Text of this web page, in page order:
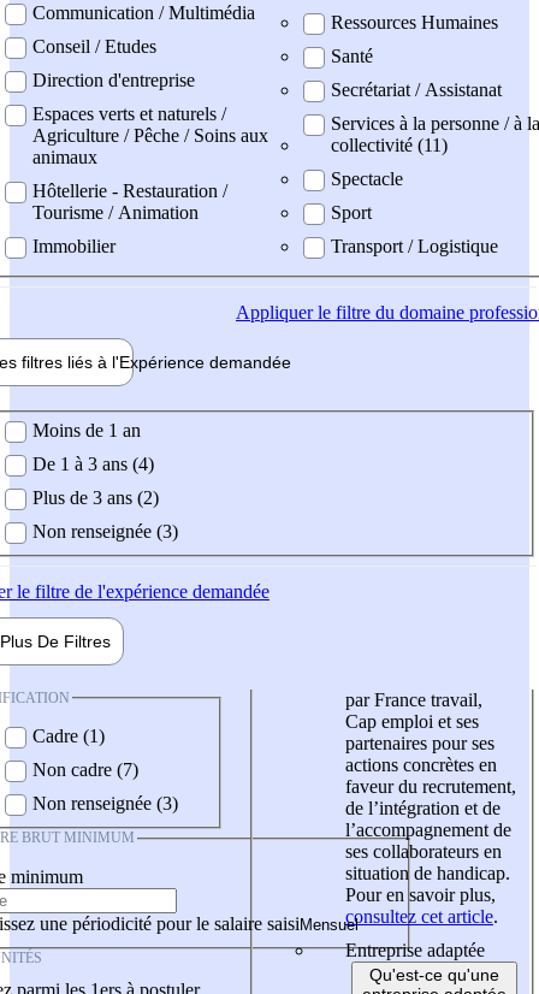
Communication / Multimédia
Conseil / Etudes
Direction d'entreprise
Espaces verts et naturels /
Agriculture / Pêche / Soins aux
animaux
Hôtellerie - Restauration /
Tourisme / Animation
Immobilier
Ressources Humaines
Santé
Secrétariat / Assistanat
Services à la personne / à la
collectivité (11)
Spectacle
Sport
Transport / Logistique
Appliquerle filtre du domaine
filtres liés à l'Expérience demandée
demandée
Moins de 1 an
De 1 à 3 ans (4)
Plus de 3 ans (2)
Non renseignée (3)
le filtre de l'expérience demandée
Plus De Filtres
Cadre (1)
Non cadre (7)
Non renseignée (3)
BRUT MINIMUM
minimum
une périodicité pour le salaire saisi
parmi les 1ers à postuler
par France travail,
Cap emploi et ses
partenaires pour ses
actions concrètes en
faveur du recrutement,
de l’intégration et de
l’accompagnement de
ses collaborateurs en
situation de handicap.
Pour en savoir plus,
consultez cet article.
Entreprise adaptée
Qu'est-ce qu'une